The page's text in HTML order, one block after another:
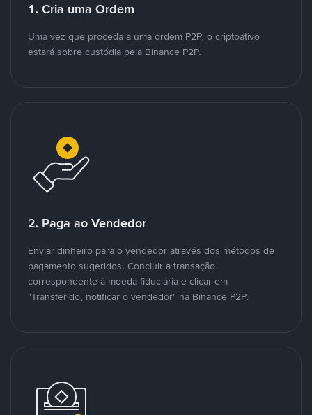
1. Cria uma Ordem
Uma vez que proceda a uma ordem P2P, o criptoativo
estará sobre custódia pela Binance P2P.
2. Paga ao Vendedor
Enviar dinheiro para o vendedor através dos métodos de
pagamento sugeridos. Concluir a transação
correspondente à moeda fiduciária e clicar em
"Transferido, notificar o vendedor" na Binance P2P.